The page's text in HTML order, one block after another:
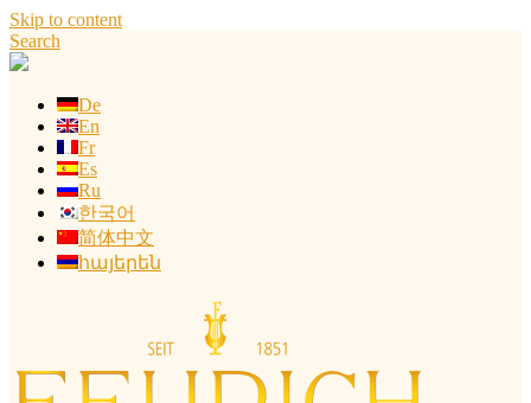
Skip to content
Search
De
En
Fr
Es
Ru
한국어
简体中文
հայերեն